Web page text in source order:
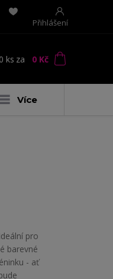
Přihlášení
0 ks za 0 Kč
Více
pro
barevné
- ať